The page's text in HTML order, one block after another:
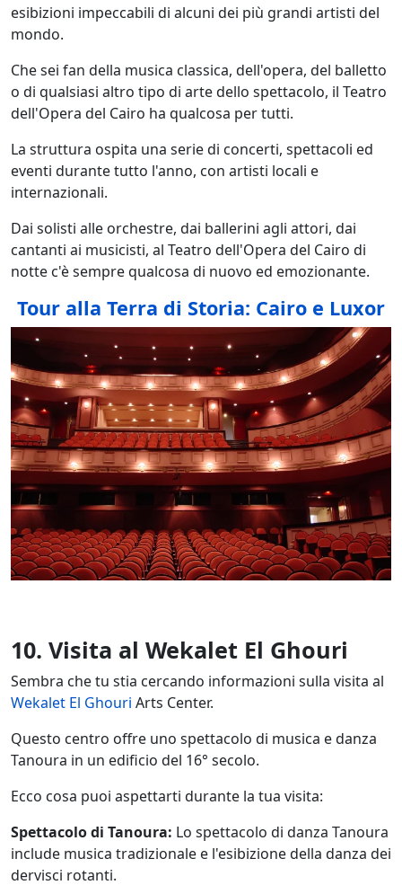
esibizioni impeccabili di alcuni dei più grandi artisti del
mondo.
Che sei fan della musica classica, dell'opera, del balletto
o di qualsiasi altro tipo di arte dello spettacolo, il Teatro
dell'Opera del Cairo ha qualcosa per tutti.
La struttura ospita una serie di concerti, spettacoli ed
eventi durante tutto l'anno, con artisti locali e
internazionali.
Dai solisti alle orchestre, dai ballerini agli attori, dai
cantanti ai musicisti, al Teatro dell'Opera del Cairo di
notte c'è sempre qualcosa di nuovo ed emozionante.
Tour alla Terra di Storia: Cairo e Luxor
10. Visita al Wekalet El Ghouri
Sembra che tu stia cercando informazioni sulla visita al
Wekalet El Ghouri Arts Center.
Questo centro offre uno spettacolo di musica e danza
Tanoura in un edificio del 16° secolo.
Ecco cosa puoi aspettarti durante la tua visita:
Spettacolo di Tanoura: Lo spettacolo di danza Tanoura
include musica tradizionale e l'esibizione della danza dei
dervisci rotanti.